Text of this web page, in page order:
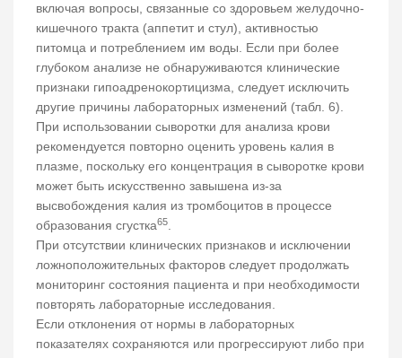
включая вопросы, связанные со здоровьем желудочно-
кишечного тракта (аппетит и стул), активностью
питомца и потреблением им воды. Если при более
глубоком анализе не обнаруживаются клинические
признаки гипоадренокортицизма, следует исключить
другие причины лабораторных изменений (табл. 6).
При использовании сыворотки для анализа крови
рекомендуется повторно оценить уровень калия в
плазме, поскольку его концентрация в сыворотке крови
может быть искусственно завышена из-за
высвобождения калия из тромбоцитов в процессе
образования сгустка65.
При отсутствии клинических признаков и исключении
ложноположительных факторов следует продолжать
мониторинг состояния пациента и при необходимости
повторять лабораторные исследования.
Если отклонения от нормы в лабораторных
показателях сохраняются или прогрессируют либо при